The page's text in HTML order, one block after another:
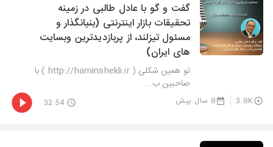
گفت و گو با عادل طالبی در زمینه
تحقیقات بازار اینترنتی (بنیانگذار و
مسئول تیزلند، از پربازدیدترین وبسایت
های ایران)
تو همین شکلی ( http://haminshekli.ir ) با
صاحبین ب...
3.8K 8 سال پیش 32:54